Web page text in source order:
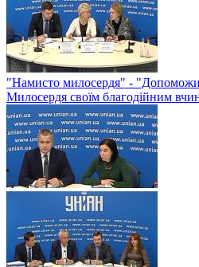
"Намисто милосердя" -
Милосердя своїм благодійним